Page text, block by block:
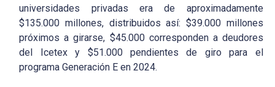
universidades privadas era de aproximadamente
$135.000 millones, distribuidos así: $39.000 millones
próximos a girarse, $45.000 corresponden a deudores
del Icetex y $51.000 pendientes de giro para el
programa Generación E en 2024.